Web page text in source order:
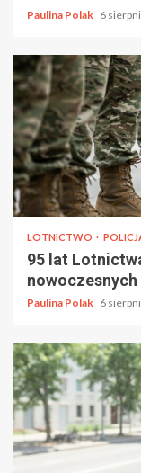
Paulina Polak 6
LOTNICTWO
95 lat
Paulina Polak 6